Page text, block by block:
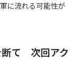
に流れる可能性が
断て 次回アク